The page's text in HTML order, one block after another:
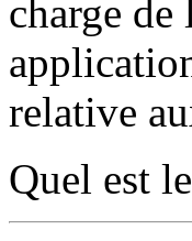
charge de
relative
Quel est